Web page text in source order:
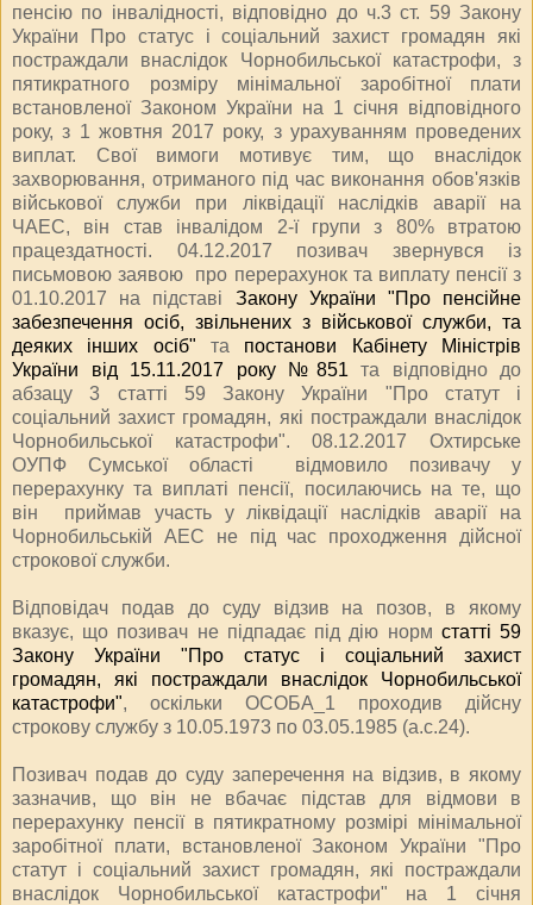
пенсію по інвалідності, відповідно до ч.3 ст. 59 Закону
України
Про статус і соціальний захист громадян які
постраждали внаслідок Чорнобильської катастрофи, з
пятикратного розміру мінімальної заробітної плати
встановленої Законом України на 1 січня відповідного
року, з 1 жовтня 2017 року, з урахуванням проведених
виплат. Свої вимоги мотивує тим, що внаслідок
захворювання, отриманого під час виконання обов'язків
військової служби при ліквідації наслідків аварії на
ЧАЕС, він став інвалідом 2-ї групи з 80% втратою
працездатності. 04.12.2017 позивач звернувся із
письмовою заявою про перерахунок та виплату пенсії з
01.10.2017 на підставі Закону України "Про пенсійне
забезпечення осіб, звільнених з військової служби, та
деяких інших осіб" та постанови Кабінету Міністрів
України від 15.11.2017 року №851 та відповідно до
абзацу 3 статті 59 Закону України "Про статут і
соціальний захист громадян, які постраждали внаслідок
Чорнобильської катастрофи". 08.12.2017 Охтирське
ОУПФ Сумської області відмовило позивачу у
перерахунку та виплаті пенсії, посилаючись на те, що
він приймав участь у ліквідації наслідків аварії на
Чорнобильській АЕС не під час проходження дійсної
строкової служби.
Відповідач подав до суду відзив на позов, в якому
вказує, що позивач не підпадає під дію норм статті 59
Закону України "Про статус і соціальний захист
громадян, які постраждали внаслідок Чорнобильської
катастрофи", оскільки ОСОБА_1 проходив дійсну
строкову службу з 10.05.1973 по 03.05.1985 (а.с.24).
Позивач подав до суду заперечення на відзив, в якому
зазначив, що він не вбачає підстав для відмови в
перерахунку пенсії в пятикратному розмірі мінімальної
заробітної плати, встановленої Законом України "Про
статут і соціальний захист громадян, які постраждали
внаслідок Чорнобильської катастрофи" на 1 січня